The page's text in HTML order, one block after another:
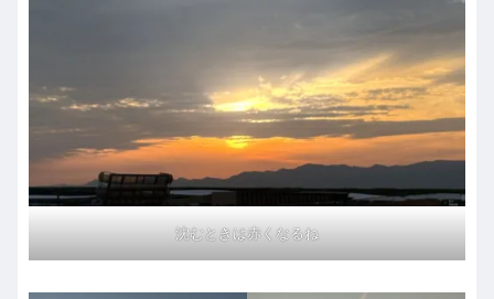
沈むときは赤くなるね